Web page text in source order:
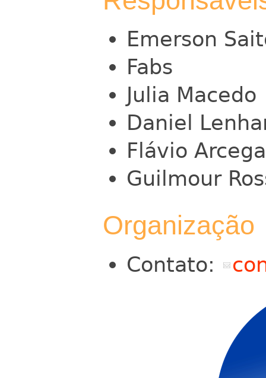
Emerson
Fabs
Julia Macedo
Daniel
Flávio
Guilmour
Organização
Contato: